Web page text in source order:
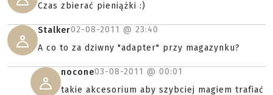
Czas zbierać pieniążki :)
Stalker02-08-2011 @ 23:40
A co to za dziwny "adapter" przy magazynku?
nocone03-08-2011 @ 00:01
takie akcesorium aby szybciej magiem trafiać